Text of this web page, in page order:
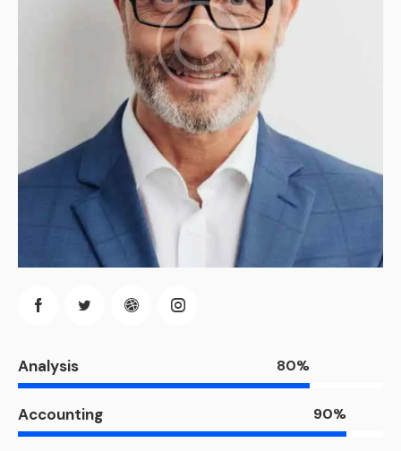
Analysis 80%
Accounting 90%